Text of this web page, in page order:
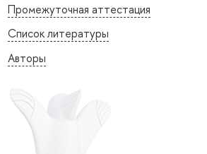
Промежуточная аттестация
Список литературы
Авторы